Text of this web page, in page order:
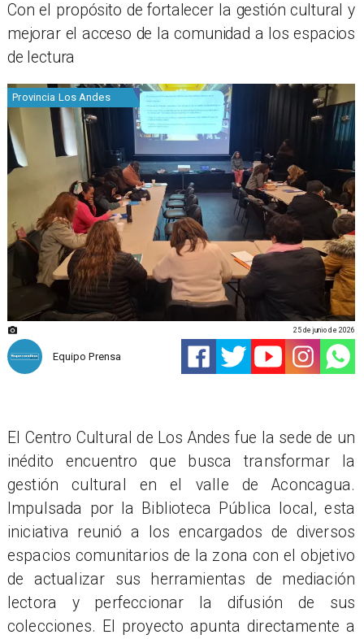
​Con el propósito de fortalecer la gestión cultural y
mejorar el acceso de la comunidad a los espacios
de lectura
Provincia Los Andes
Equipo Prensa
25 de junio de 2026
El Centro Cultural de Los Andes fue la sede de un
inédito encuentro que busca transformar la
gestión cultural en el valle de Aconcagua.
Impulsada por la Biblioteca Pública local, esta
iniciativa reunió a los encargados de diversos
espacios comunitarios de la zona con el objetivo
de actualizar sus herramientas de mediación
lectora y perfeccionar la difusión de sus
colecciones. El proyecto apunta directamente a